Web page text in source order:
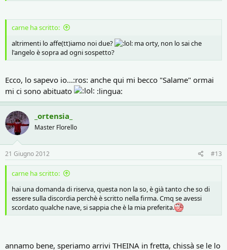
carne ha scritto:
altrimenti lo affe(tt)iamo noi due?
ma orty, non lo sai che
l'angelo è sopra ad ogni sospetto?
Ecco, lo sapevo io...:ros: anche qui mi becco "Salame" ormai
mi ci sono abituato
:lingua:
_ortensia_
Master Florello
21 Giugno 2012 #13
carne ha scritto:
hai una domanda di riserva, questa non la so, è già tanto che so di
essere sulla discordia perchè è scritto nella firma. Cmq se avessi
scordato qualche nave, si sappia che è la mia preferita.
annamo bene, speriamo arrivi THEINA in fretta, chissà se le lo